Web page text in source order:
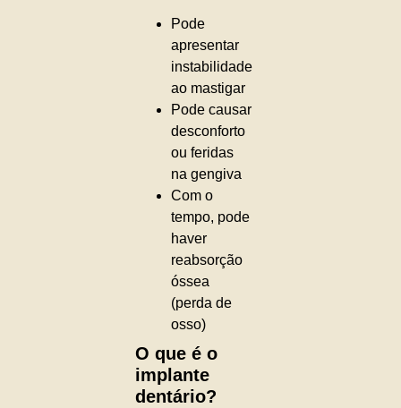
Pode
apresentar
instabilidade
ao mastigar
Pode causar
desconforto
ou feridas
na gengiva
Com o
tempo, pode
haver
reabsorção
óssea
(perda de
osso)
O que é o
implante
dentário?